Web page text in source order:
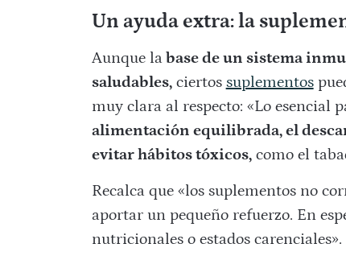
Un ayuda extra: la
Aunque labase de un sistema
saludables,ciertos suplementos
muy clara al respecto: «Lo esencial
alimentación equilibrada, el
evitar hábitos tóxicos,como el
Recalca que «los suplementos no
aportar un pequeño refuerzo. En
nutricionales o estados carenciales».